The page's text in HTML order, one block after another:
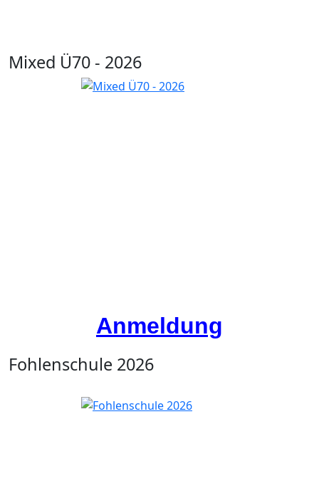
Mixed Ü70 - 2026
Anmeldung
Fohlenschule 2026